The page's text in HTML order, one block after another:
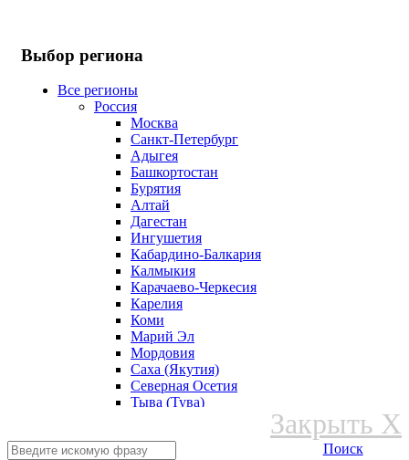
Выбор региона
Все регионы
Россия
Москва
Санкт-Петербург
Адыгея
Башкортостан
Бурятия
Алтай
Дагестан
Ингушетия
Кабардино-Балкария
Калмыкия
Карачаево-Черкесия
Карелия
Коми
Марий Эл
Мордовия
Саха (Якутия)
Северная Осетия
Тыва (Тува)
Удмуртская Республика
Чеченская Республика
Закрыть X
Поиск